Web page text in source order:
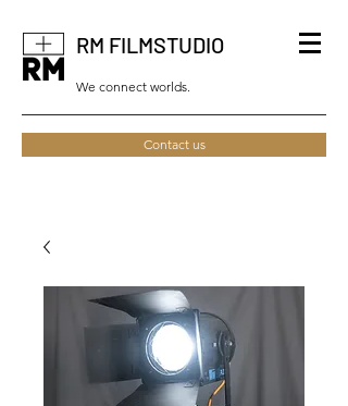
RM FILMSTUDIO
We connect worlds.
Contact us